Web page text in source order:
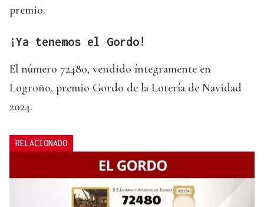
premio.
¡Ya tenemos el Gordo!
El número 72480, vendido íntegramente en
Logroño, premio Gordo de la Lotería de Navidad
2024.
RELACIONADO